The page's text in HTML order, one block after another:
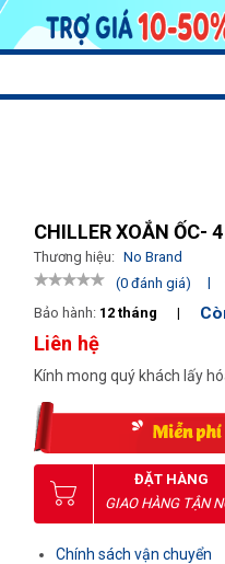
CHILLER XOẮN ỐC-
Thương hiệu: No Brand
(0 đánh giá)
|
Bảo hành: 12 tháng |
Liên hệ
Kính mong quý khách lấy
ĐẶT HÀNG
GIAO HÀNG TẬN
Chính sách vận chuyển